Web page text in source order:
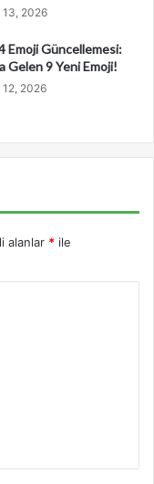
13, 2026
Emoji Güncellemesi:
Gelen 9 Yeni Emoji!
12, 2026
alanlar * ile